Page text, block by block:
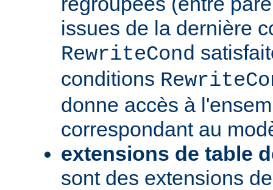
issues de la dernière
RewriteCond
conditions
donne accès à
correspondant au
extensions de table
sont des extensions